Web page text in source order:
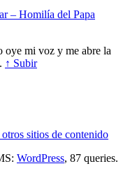
– Homilía del Papa
mi voz y me abre la
↑ Subir
sitios de contenido
WordPress, 87 queries.